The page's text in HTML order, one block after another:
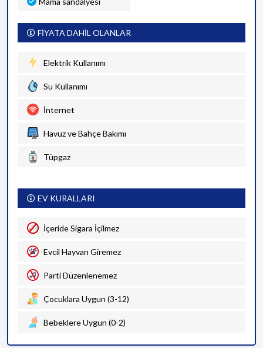
FİYATA DAHİL OLANLAR
Elektrik Kullanımı
Su Kullanımı
İnternet
Havuz ve Bahçe Bakımı
Tüpgaz
EV KURALLARI
İçeride Sigara İçilmez
Evcil Hayvan Giremez
Parti Düzenlenemez
Çocuklara Uygun (3-12)
Bebeklere Uygun (0-2)